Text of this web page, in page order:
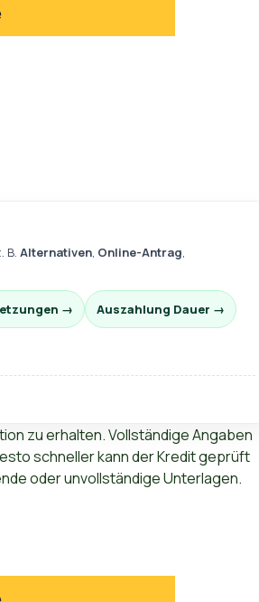
B. Alternativen, Online-Antrag,
→ Auszahlung Dauer →
zu erhalten. Vollständige Angaben
schneller kann der Kredit geprüft
oder unvollständige Unterlagen.